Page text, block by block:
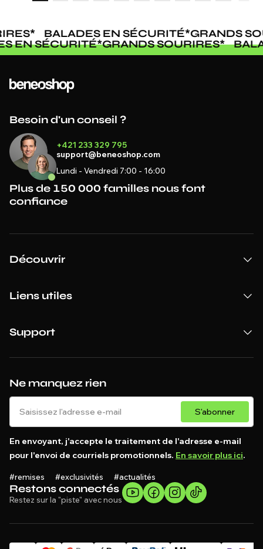
* BALADES EN SÉCURITÉ*GRANDS
EN SÉCURITÉ*GRANDS SOURIRES*
Restons connectés
Restez sur la "piste" avec nous
Ne manquez rien
S'abonner
En envoyant, j'accepte le traitement de l'adresse e-mail
pour l'envoi de courriels promotionnels. En savoir plus ici.
#remises #exclusivités #actualités
Besoin d'un conseil ?
+421 233 329 795
support@beneoshop.com
Lundi - Vendredi 7:00 - 16:00
Plus de 150 000 familles nous font
confiance
Découvrir
Liens utiles
Support